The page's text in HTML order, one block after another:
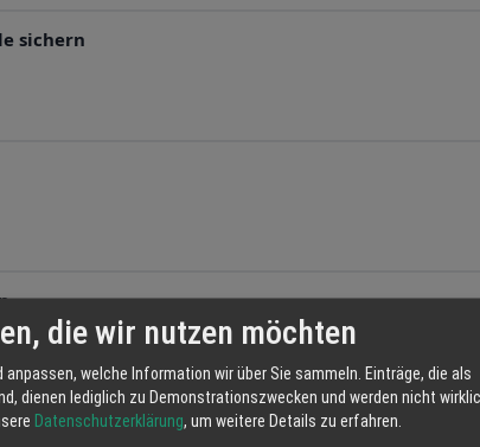
sichern
die wir nutzen möchten
anpassen, welche Information wir über Sie sammeln. Einträge, die als
dienen lediglich zu Demonstrationszwecken und werden nicht
Datenschutzerklärung, um weitere Details zu erfahren.